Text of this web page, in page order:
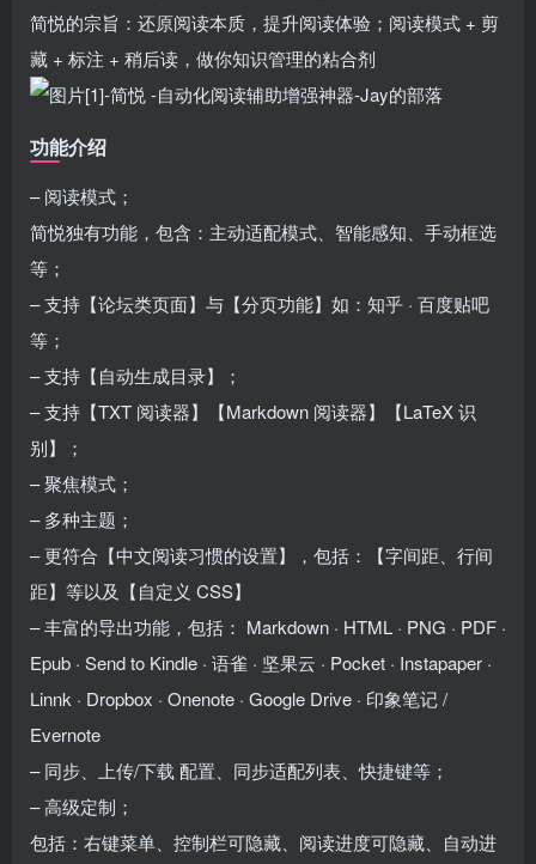
简悦的宗旨：还原阅读本质，提升阅读体验；阅读模式 + 剪
藏 + 标注 + 稍后读，做你知识管理的粘合剂
功能介绍
– 阅读模式；
简悦独有功能，包含：主动适配模式、智能感知、手动框选
等；
– 支持【论坛类页面】与【分页功能】如：知乎 · 百度贴吧
等；
– 支持【自动生成目录】；
– 支持【TXT 阅读器】【Markdown 阅读器】【LaTeX 识
别】；
– 聚焦模式；
– 多种主题；
– 更符合【中文阅读习惯的设置】，包括：【字间距、行间
距】等以及【自定义 CSS】
– 丰富的导出功能，包括： Markdown · HTML · PNG · PDF ·
Epub · Send to Kindle · 语雀 · 坚果云 · Pocket · Instapaper ·
Linnk · Dropbox · Onenote · Google Drive · 印象笔记 /
Evernote
– 同步、上传/下载 配置、同步适配列表、快捷键等；
– 高级定制；
包括：右键菜单、控制栏可隐藏、阅读进度可隐藏、自动进